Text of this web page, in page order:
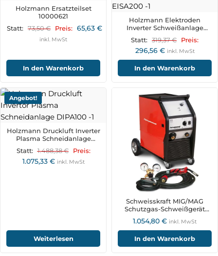
Holzmann Ersatzteilset
10000621
Statt: 73,50€ Preis: 65,63 €
inkl. MwSt
In den Warenkorb
Holzmann Elektroden
Inverter Schweißanlage
Statt: 319,37€ Preis:
296,56 € inkl. MwSt
In den Warenkorb
Angebot!
Holzmann Druckluft Inverter
Plasma Schneidanlage
Statt: 1.488,38€ Preis:
1.075,33 € inkl. MwSt
Weiterlesen
Schweisskraft MIG/MAG
Schutzgas-Schweißgerät
1.054,80 € inkl. MwSt
In den Warenkorb